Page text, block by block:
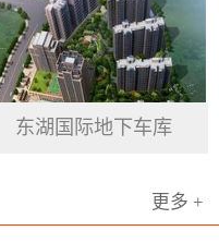
更好的为国家安防、
安全建起一块坚硬的
东湖国际地下车库
更多 +